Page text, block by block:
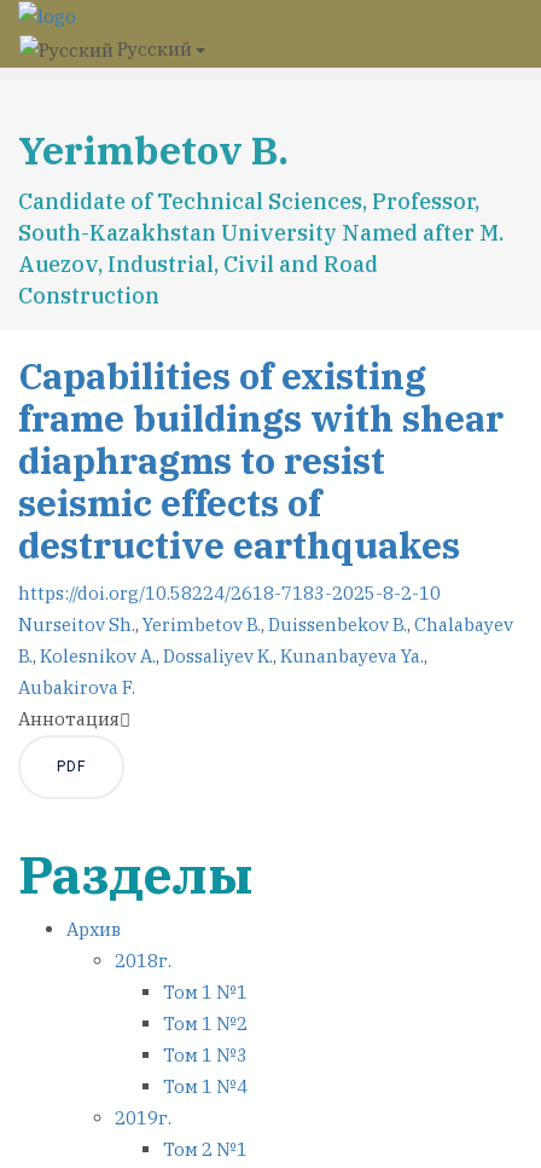
Русский
Yerimbetov B.
Candidate of Technical Sciences, Professor,
South-Kazakhstan University Named after M.
Auezov, Industrial, Civil and Road
Construction
Capabilities of existing
frame buildings with shear
diaphragms to resist
seismic effects of
destructive earthquakes
https://doi.org/10.58224/2618-7183-2025-8-2-10
Nurseitov Sh., Yerimbetov B., Duissenbekov B., Chalabayev
B., Kolesnikov A., Dossaliyev K., Kunanbayeva Ya.,
Aubakirova F.
Аннотация
PDF
Разделы
Архив
2018г.
Том 1 №1
Том 1 №2
Том 1 №3
Том 1 №4
2019г.
Том 2 №1